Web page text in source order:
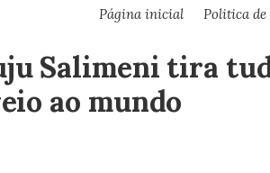
Página inicial Politica
Salimeni tira
ao mundo